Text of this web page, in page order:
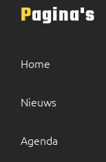
Pagina's
Home
Nieuws
Agenda